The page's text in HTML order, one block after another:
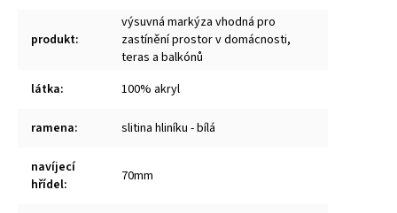
produkt:
výsuvná markýza vhodná pro
zastínění prostor v domácnosti,
teras a balkónů
látka: 100% akryl
ramena: slitina hliníku - bílá
navíjecí
hřídel: 70mm